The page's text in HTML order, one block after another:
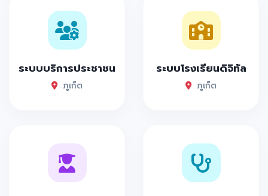
ระบบบริการประชาชน
ภูเก็ต
ระบบโรงเรียนดิจิทัล
ภูเก็ต